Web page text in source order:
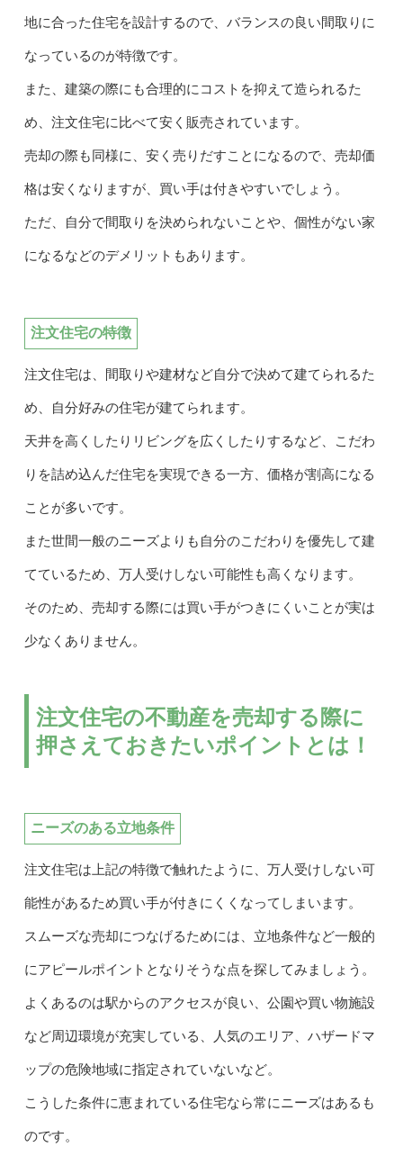
地に合った住宅を設計するので、バランスの良い間取りに
なっているのが特徴です。
また、建築の際にも合理的にコストを抑えて造られるた
め、注文住宅に比べて安く販売されています。
売却の際も同様に、安く売りだすことになるので、売却価
格は安くなりますが、買い手は付きやすいでしょう。
ただ、自分で間取りを決められないことや、個性がない家
になるなどのデメリットもあります。
注文住宅の特徴
注文住宅は、間取りや建材など自分で決めて建てられるた
め、自分好みの住宅が建てられます。
天井を高くしたりリビングを広くしたりするなど、こだわ
りを詰め込んだ住宅を実現できる一方、価格が割高になる
ことが多いです。
また世間一般のニーズよりも自分のこだわりを優先して建
てているため、万人受けしない可能性も高くなります。
そのため、売却する際には買い手がつきにくいことが実は
少なくありません。
注文住宅の不動産を売却する際に
押さえておきたいポイントとは！
ニーズのある立地条件
注文住宅は上記の特徴で触れたように、万人受けしない可
能性があるため買い手が付きにくくなってしまいます。
スムーズな売却につなげるためには、立地条件など一般的
にアピールポイントとなりそうな点を探してみましょう。
よくあるのは駅からのアクセスが良い、公園や買い物施設
など周辺環境が充実している、人気のエリア、ハザードマ
ップの危険地域に指定されていないなど。
こうした条件に恵まれている住宅なら常にニーズはあるも
のです。